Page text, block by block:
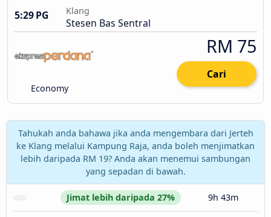
5:29 PG
Klang
Stesen Bas Sentral
Economy
RM 75
Cari
Tahukah anda bahawa jika anda mengembara dari Jerteh
ke Klang melalui Kampung Raja, anda boleh menjimatkan
lebih daripada RM 19? Anda akan menemui sambungan
yang sepadan di bawah.
Jimat lebih daripada 27% 9h 43m